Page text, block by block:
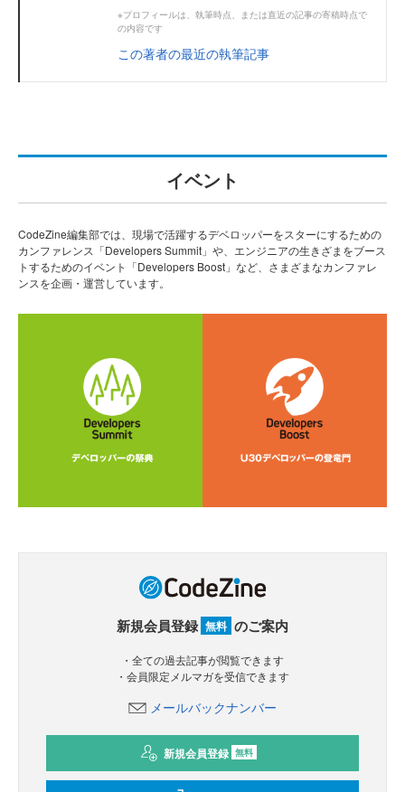
※プロフィールは、執筆時点、または直近の記事の寄稿時点で
の内容です
この著者の最近の執筆記事
イベント
CodeZine編集部では、現場で活躍するデベロッパーをスターにするための
カンファレンス「Developers Summit」や、エンジニアの生きざまをブース
トするためのイベント「Developers Boost」など、さまざまなカンファレ
ンスを企画・運営しています。
新規会員登録 無料 のご案内
・全ての過去記事が閲覧できます
・会員限定メルマガを受信できます
メールバックナンバー
新規会員登録 無料